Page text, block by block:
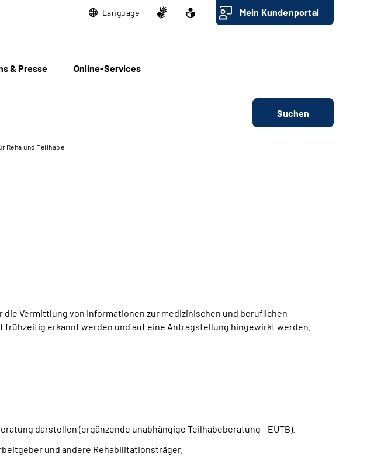
Language Mein Kundenportal
& Presse Online-Services
Suchen
Reha und Teilhabe
Vermittlung von Informationen zur medizinischen und beruflichen
erkannt werden und auf eine Antragstellung hingewirkt werden.
darstellen (ergänzende unabhängige Teilhabeberatung - EUTB).
und andere Rehabilitationsträger.